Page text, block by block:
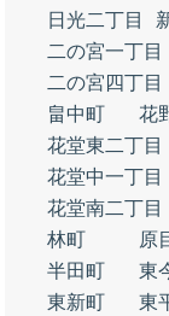
日光二丁目
二の宮一丁目
二の宮四丁目
畠中町
花
花堂東二丁目
花堂中一丁目
花堂南二丁目
林町
原
半田町
東
東新町
東